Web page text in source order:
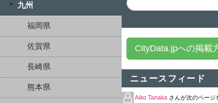
九州
福岡県
佐賀県
長崎県
熊本県
CityData.jpへの掲載
ニュースフィード
Aiko Tanaka さんが次のページ